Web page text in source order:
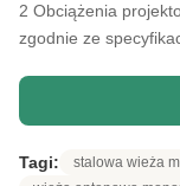
2 Obciążenia
zgodnie ze
Tagi:
stalowa wieża